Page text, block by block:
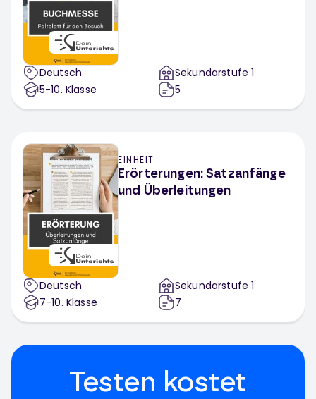
Deutsch
5-10. Klasse
Sekundarstufe 1
5
EINHEIT
Erörterungen: Satzanfänge
und Überleitungen
Deutsch
7-10. Klasse
Sekundarstufe 1
7
Testen kostet